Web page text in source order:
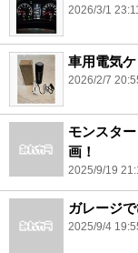
2026/3/1
車用電気
2026/2/7
モンスタ
画！
2025/9/19
ガレージ
2025/9/4